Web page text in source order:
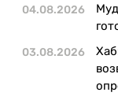
Казино
04.08.2026
03.08.2026